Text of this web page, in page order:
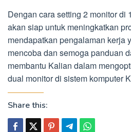
Dengan cara setting 2 monitor di
akan siap untuk meningkatkan
mendapatkan pengalaman kerja
mencoba dan semoga panduan
membantu Kalian dalam
dual monitor di sistem komputer
Share this: